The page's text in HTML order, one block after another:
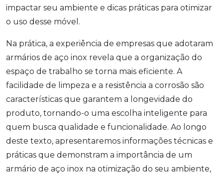
impactar seu ambiente e dicas práticas para otimizar
o uso desse móvel.
Na prática, a experiência de empresas que adotaram
armários de aço inox revela que a organização do
espaço de trabalho se torna mais eficiente. A
facilidade de limpeza e a resistência a corrosão são
características que garantem a longevidade do
produto, tornando-o uma escolha inteligente para
quem busca qualidade e funcionalidade. Ao longo
deste texto, apresentaremos informações técnicas e
práticas que demonstram a importância de um
armário de aço inox na otimização do seu ambiente,